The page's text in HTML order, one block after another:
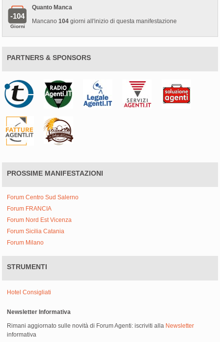
-104
Giorni
Quanto Manca
Mancano104 giorni all'inizio di questa manifestazione
PARTNERS & SPONSORS
PROSSIME MANIFESTAZIONI
Forum Centro Sud Salerno
Forum FRANCIA
Forum Nord Est Vicenza
Forum Sicilia Catania
Forum Milano
STRUMENTI
Hotel Consigliati
Newsletter Informativa
Rimani aggiornato sulle novità di Forum Agenti: iscriviti alla Newsletter
informativa